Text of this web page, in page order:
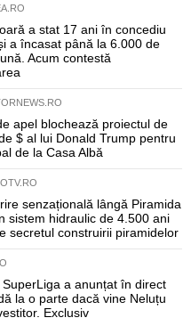
a stat 17 ani în concediu
a încasat până la 6.000 de
Acum contestă
apel blochează proiectul de
$ al lui Donald Trump pentru
de la Casa Albă
senzațională lângă Piramida
sistem hidraulic de 4.500 ani
secretul construirii piramidelor
SuperLiga a anunțat în direct
la o parte dacă vine Neluțu
Exclusiv